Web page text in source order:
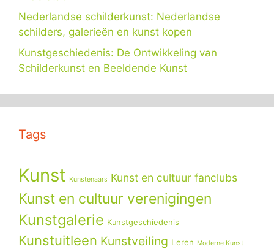
Nederlandse schilderkunst: Nederlandse
schilders, galerieën en kunst kopen
Kunstgeschiedenis: De Ontwikkeling van
Schilderkunst en Beeldende Kunst
Tags
Kunst Kunstenaars Kunst en cultuur fanclubs
Kunst en cultuur verenigingen
Kunstgalerie Kunstgeschiedenis
Kunstuitleen Kunstveiling Leren Moderne Kunst